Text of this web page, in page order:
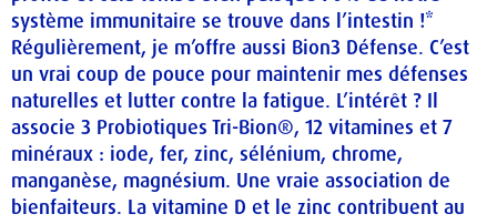
système immunitaire se trouve dans l’intestin !*
Régulièrement, je m’offre aussi Bion3 Défense. C’est
un vrai coup de pouce pour maintenir mes défenses
naturelles et lutter contre la fatigue. L’intérêt ? Il
associe 3 Probiotiques Tri-Bion®, 12 vitamines et 7
minéraux : iode, fer, zinc, sélénium, chrome,
manganèse, magnésium. Une vraie association de
bienfaiteurs. La vitamine D et le zinc contribuent au